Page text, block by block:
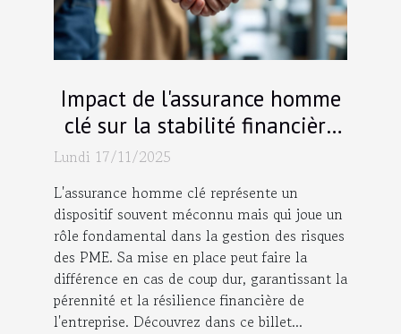
Impact de l'assurance homme
clé sur la stabilité financière
des PME
Lundi 17/11/2025
L'assurance homme clé représente un
dispositif souvent méconnu mais qui joue un
rôle fondamental dans la gestion des risques
des PME. Sa mise en place peut faire la
différence en cas de coup dur, garantissant la
pérennité et la résilience financière de
l'entreprise. Découvrez dans ce billet...